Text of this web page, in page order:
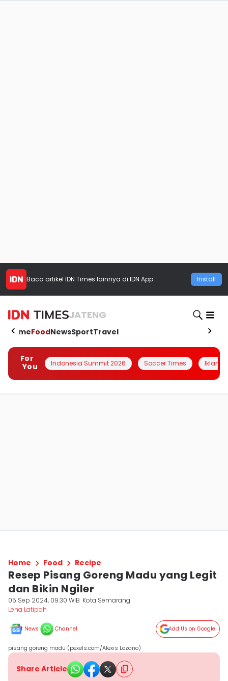
Baca artikel IDN Times lainnya di IDN App Install
JATENG
HomeFoodNewsSportTravel
For
You
Indonesia Summit 2026 Soccer Times Iklanin
Home Food Recipe
Resep Pisang Goreng Madu yang Legit
dan Bikin Ngiler
05 Sep 2024, 09:30 WIB Kota Semarang
Lena Latipah
News Channel Add Us on Google
pisang goreng madu (pexels.com/Alexis Lozano)
Share Article